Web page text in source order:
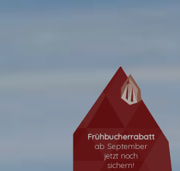
Frühbucherrabatt
ab September
jetzt noch
sichern!